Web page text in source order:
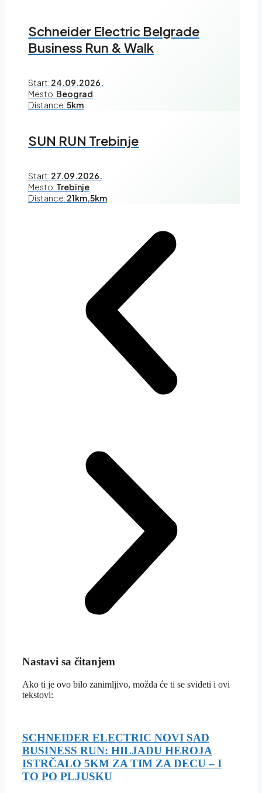
Schneider Electric Belgrade
Business Run & Walk
Start: 24.09.2026.
Mesto: Beograd
Distance:5km
SUN RUN Trebinje
Start: 27.09.2026.
Mesto: Trebinje
Distance: 21km,5km
Nastavi sa čitanjem
Ako ti je ovo bilo zanimljivo, možda će ti se svideti i ovi
tekstovi:
SCHNEIDER ELECTRIC NOVI SAD
BUSINESS RUN: HILJADU HEROJA
ISTRČALO 5KM ZA TIM ZA DECU – I
TO PO PLJUSKU